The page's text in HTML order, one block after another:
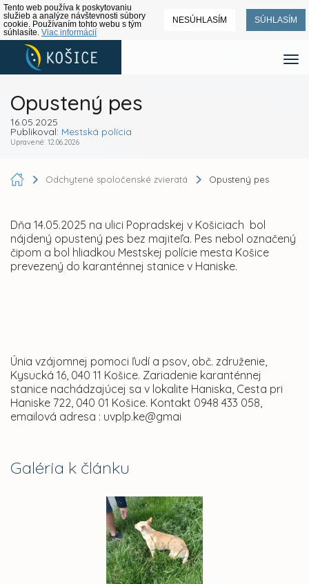
Tento web používa k poskytovaniu
služieb a analýze návštevnosti súbory
cookie. Používaním tohto webu s tým
súhlasíte. Viac informácií
NESÚHLASÍM SÚHLASÍM
Opustený pes
16.05.2025
Publikoval: Mestská polícia
Upravené: 12.06.2026
Galéria k článku
Odchytené spoločenské zvieratá Opustený pes
Dňa 14.05.2025 na ulici Popradskej v Košiciach bol
nájdený opustený pes bez majiteľa. Pes nebol označený
čipom a bol hliadkou Mestskej polície mesta Košice
prevezený do karanténnej stanice v Haniske.
Únia vzájomnej pomoci ľudí a psov, obč. združenie,
Kysucká 16, 040 11 Košice. Zariadenie karanténnej
stanice nachádzajúcej sa v lokalite Haniska, Cesta pri
Haniske 722, 040 01 Košice. Kontakt 0948 433 058,
emailová adresa : uvplp.ke@gmai